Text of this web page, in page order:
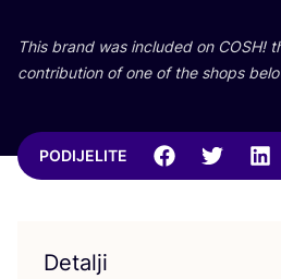
This brand was inclu­ded on COSH!
con­tri­bu­ti­on of one of the shops
PODIJELITE
Detalji